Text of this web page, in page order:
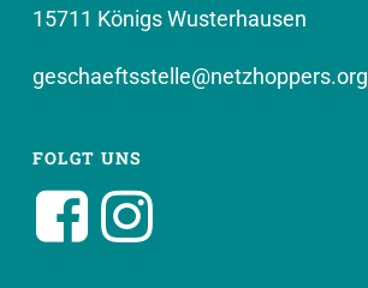
15711 Königs Wusterhausen
geschaeftsstelle@netzhoppers.org
FOLGT UNS